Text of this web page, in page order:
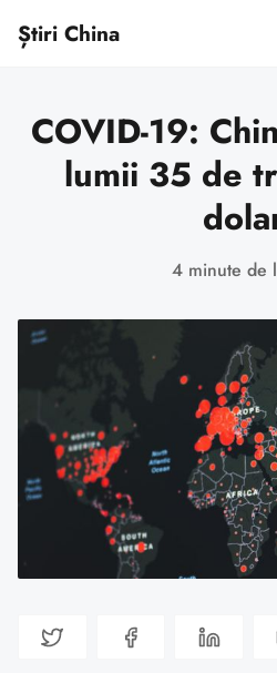
Știri China
COVID-19:
lumii 35 de
4 minute de